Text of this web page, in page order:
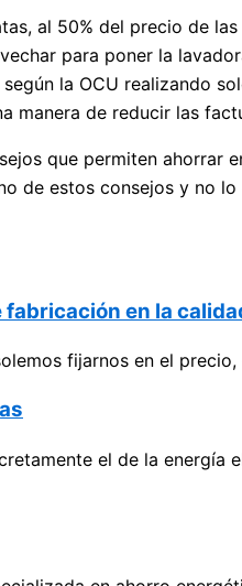
al 50% del precio de
para poner la
la OCU realizando
manera de reducir las
que permiten ahorrar
de estos consejos y no
fabricación en la
fijarnos en el
el de la